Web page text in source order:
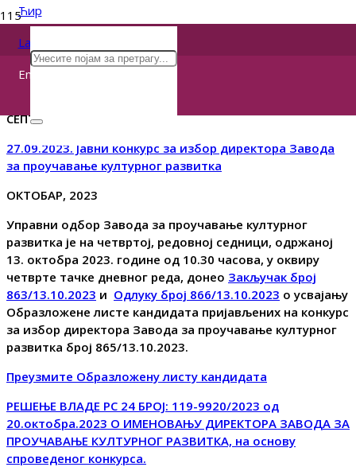
Ћир
Lat
Eng
Конкурси
СЕПТЕМБАР, 2023
27.09.2023. Јавни конкурс за избор директора Завода
за проучавање културног развитка
ОКТОБАР, 2023
Управни одбор Завода за проучавање културног
развитка је на четвртој, редовној седници, одржаној
13. октобра 2023. године од 10.30 часова,у оквиру
четврте тачке дневног реда, донео Закључак број
863/13.10.2023 и Одлуку број 866/13.10.2023 о усвајању
Образложене листе кандидата пријављених на конкурс
за избор директора Завода за проучавање културног
развитка број 865/13.10.2023.
Преузмите Образложену листу кандидата
РЕШЕЊЕ ВЛАДЕ РС 24 БРОЈ: 119-9920/2023 од
20.октобра.2023 О ИМЕНОВАЊУ ДИРЕКТОРА ЗАВОДА ЗА
ПРОУЧАВАЊЕ КУЛТУРНОГ РАЗВИТКА, на основу
спроведеног конкурса.